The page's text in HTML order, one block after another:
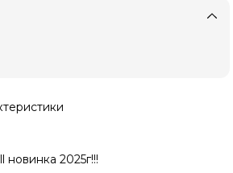
2025г!!!